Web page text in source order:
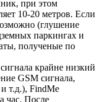
при этом
10-20 метров. Если
(глушение
паркингах и
полученые по
крайне низкий
GSM сигнала,
т.д.), FindMe
час. После